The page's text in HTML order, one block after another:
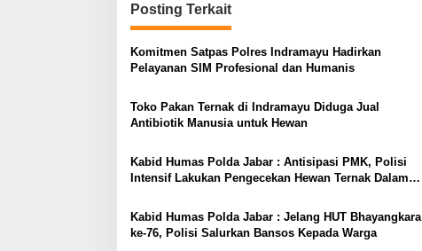
Posting Terkait
Komitmen Satpas Polres Indramayu Hadirkan
Pelayanan SIM Profesional dan Humanis
Toko Pakan Ternak di Indramayu Diduga Jual
Antibiotik Manusia untuk Hewan
Kabid Humas Polda Jabar : Antisipasi PMK, Polisi
Intensif Lakukan Pengecekan Hewan Ternak Dalam
Kabid Humas Polda Jabar : Jelang HUT Bhayangkara
ke-76, Polisi Salurkan Bansos Kepada Warga